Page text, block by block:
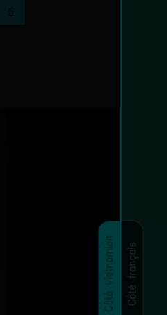
5
Côté vietnamien Côté français